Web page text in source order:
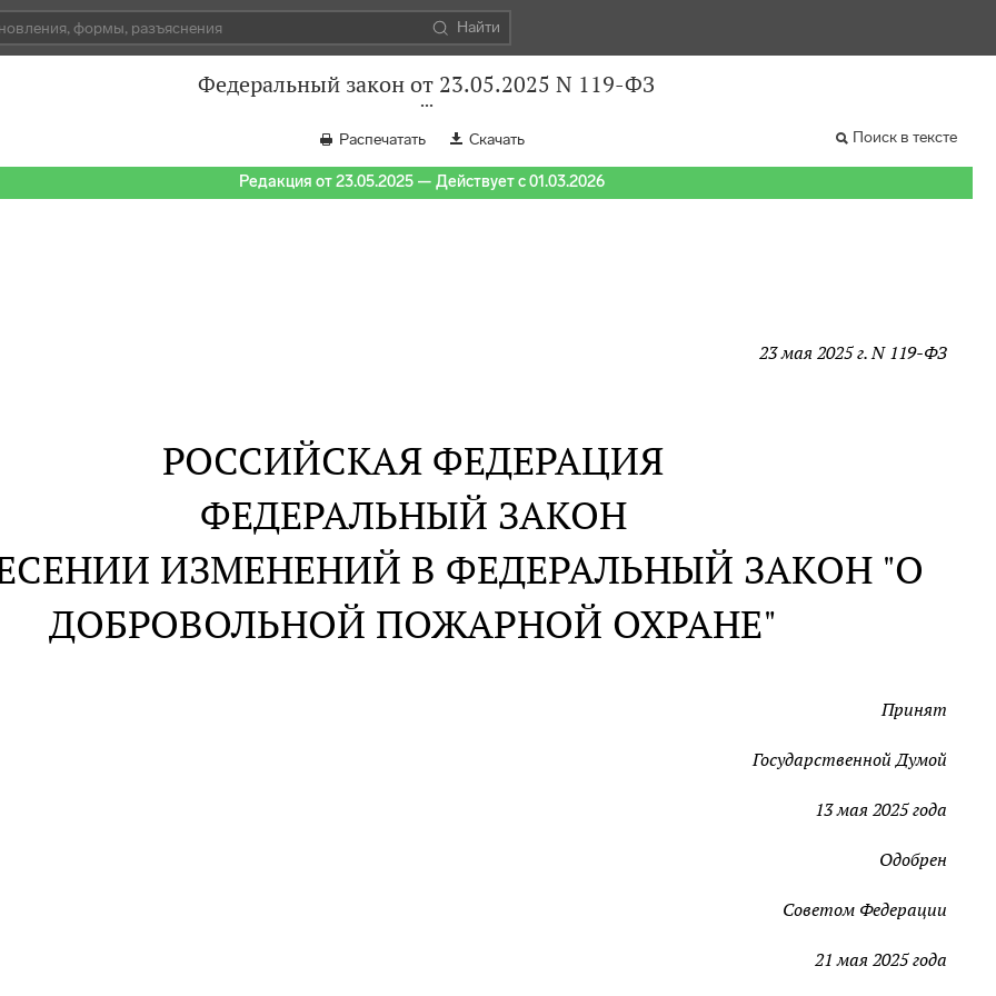
Найти
Федеральный закон от 23.05.2025 N 119-ФЗ
Распечатать Скачать Поиск в тексте
Редакция от 23.05.2025 — Действует с 01.03.2026
23 мая 2025 г. N 119-ФЗ
РОССИЙСКАЯ ФЕДЕРАЦИЯ
ФЕДЕРАЛЬНЫЙ ЗАКОН
ИЗМЕНЕНИЙ В ФЕДЕРАЛЬНЫЙ ЗАКОН "О
ДОБРОВОЛЬНОЙ ПОЖАРНОЙ ОХРАНЕ"
Принят
Государственной Думой
13 мая 2025 года
Одобрен
Советом Федерации
21 мая 2025 года